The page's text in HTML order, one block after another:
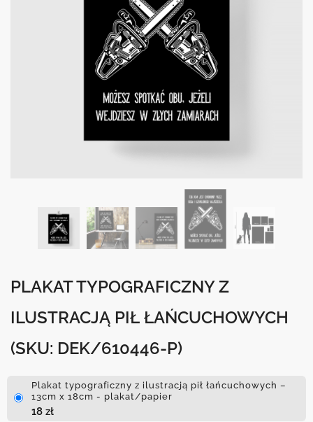
PLAKAT TYPOGRAFICZNY Z
ILUSTRACJĄ PIŁ ŁAŃCUCHOWYCH
(SKU: DEK/610446-P)
Plakat typograficzny z ilustracją pił łańcuchowych –
13cm x 18cm - plakat/papier
18 zł